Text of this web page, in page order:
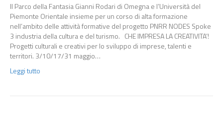
Il Parco della Fantasia Gianni Rodari di Omegna e l’Università del
Piemonte Orientale insieme per un corso di alta formazione
nell’ambito delle attività formative del progetto PNRR NODES Spoke
3 industria della cultura e del turismo. CHE IMPRESA LA CREATIVITA’!
Progetti culturali e creativi per lo sviluppo di imprese, talenti e
territori. 3/10/17/31 maggio…
Leggi tutto